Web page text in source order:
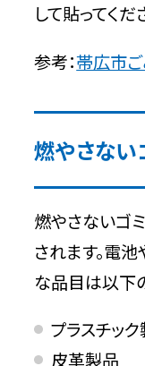
して貼ってくだ
参考：帯広市ご
燃やさない
燃やさないゴ
されます。電
な品目は以下
プラスチッ
皮革製品